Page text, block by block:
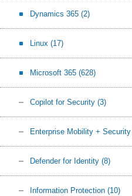
Dynamics 365 (2)
Linux (17)
Microsoft 365 (628)
Copilot for Security (3)
Enterprise Mobility + Security
Defender for Identity (8)
Information Protection (10)